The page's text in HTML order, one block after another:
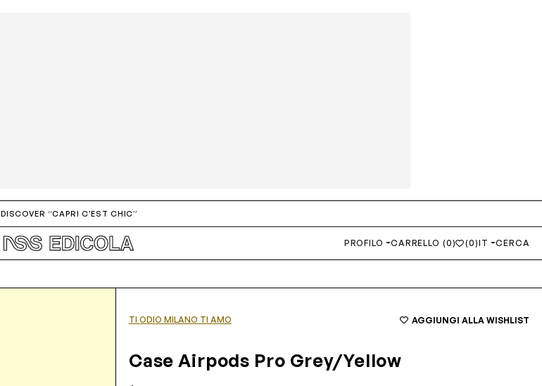
DISCOVER “CAPRI C'EST CHIC”
PROFILO CARRELLO (0) (0)IT CERCA
TI ODIO MILANO TI AMO AGGIUNGI ALLA WISHLIST
Case Airpods Pro Grey/Yellow